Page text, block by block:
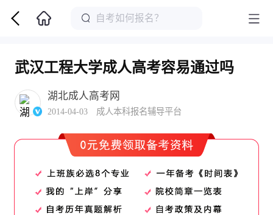
武汉工程大学成人高考容易通过吗
湖北成人高考网
2014-04-03 成人本科报名辅导平台